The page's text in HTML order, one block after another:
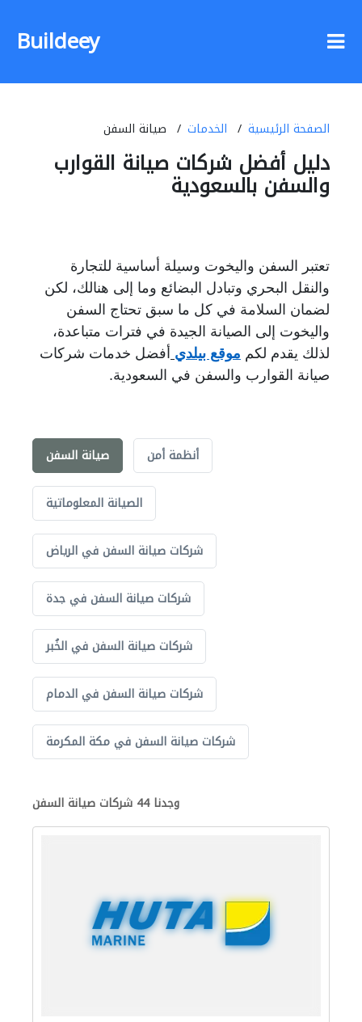
Buildeey
الصفحة الرئيسية الخدمات صيانة السفن
دليل أفضل شركات صيانة القوارب
والسفن بالسعودية
تعتبر السفن واليخوت وسيلة أساسية للتجارة
والنقل البحري وتبادل البضائع وما إلى هنالك، لكن
لضمان السلامة في كل ما سبق تحتاج السفن
واليخوت إلى الصيانة الجيدة في فترات متباعدة،
لذلك يقدم لكم موقع بيلدي أفضل خدمات شركات
صيانة القوارب والسفن في السعودية.
صيانة السفن أنظمة أمن
الصيانة المعلوماتية
شركات صيانة السفن في الرياض
شركات صيانة السفن في جدة
شركات صيانة السفن في الخُبر
شركات صيانة السفن في الدمام
شركات صيانة السفن في مكة المكرمة
وجدنا 44 شركات صيانة السفن